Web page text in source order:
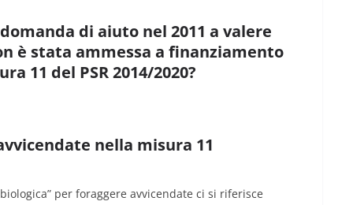
di aiuto nel 2011 a valere
è stata ammessa a finanziamento
11 del PSR 2014/2020?
nella misura 11
per foraggere avvicendate ci si riferisce